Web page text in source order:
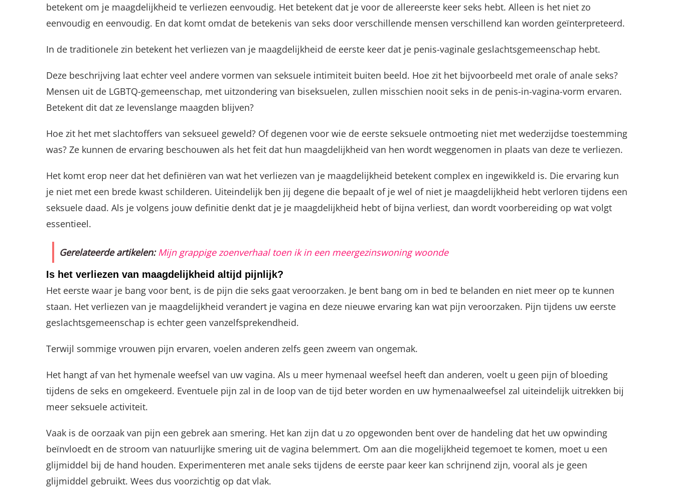
betekent om je maagdelijkheid te verliezen eenvoudig. Het betekent dat je voor de allereerste keer seks hebt. Alleen is het niet zo
eenvoudig en eenvoudig. En dat komt omdat de betekenis van seks door verschillende mensen verschillend kan worden geïnterpreteerd.
In de traditionele zin betekent het verliezen van je maagdelijkheid de eerste keer dat je penis-vaginale geslachtsgemeenschap hebt.
Deze beschrijving laat echter veel andere vormen van seksuele intimiteit buiten beeld. Hoe zit het bijvoorbeeld met orale of anale seks?
Mensen uit de LGBTQ-gemeenschap, met uitzondering van biseksuelen, zullen misschien nooit seks in de penis-in-vagina-vorm ervaren.
Betekent dit dat ze levenslange maagden blijven?
Hoe zit het met slachtoffers van seksueel geweld? Of degenen voor wie de eerste seksuele ontmoeting niet met wederzijdse toestemming
was? Ze kunnen de ervaring beschouwen als het feit dat hun maagdelijkheid van hen wordt weggenomen in plaats van deze te verliezen.
Het komt erop neer dat het definiëren van wat het verliezen van je maagdelijkheid betekent complex en ingewikkeld is. Die ervaring kun
je niet met een brede kwast schilderen. Uiteindelijk ben jij degene die bepaalt of je wel of niet je maagdelijkheid hebt verloren tijdens een
seksuele daad. Als je volgens jouw definitie denkt dat je je maagdelijkheid hebt of bijna verliest, dan wordt voorbereiding op wat volgt
essentieel.
Gerelateerde artikelen: Mijn grappige zoenverhaal toen ik in een meergezinswoning woonde
Is het verliezen van maagdelijkheid altijd pijnlijk?
Het eerste waar je bang voor bent, is de pijn die seks gaat veroorzaken. Je bent bang om in bed te belanden en niet meer op te kunnen
staan. Het verliezen van je maagdelijkheid verandert je vagina en deze nieuwe ervaring kan wat pijn veroorzaken. Pijn tijdens uw eerste
geslachtsgemeenschap is echter geen vanzelfsprekendheid.
Terwijl sommige vrouwen pijn ervaren, voelen anderen zelfs geen zweem van ongemak.
Het hangt af van het hymenale weefsel van uw vagina. Als u meer hymenaal weefsel heeft dan anderen, voelt u geen pijn of bloeding
tijdens de seks en omgekeerd. Eventuele pijn zal in de loop van de tijd beter worden en uw hymenaalweefsel zal uiteindelijk uitrekken bij
meer seksuele activiteit.
Vaak is de oorzaak van pijn een gebrek aan smering. Het kan zijn dat u zo opgewonden bent over de handeling dat het uw opwinding
beïnvloedt en de stroom van natuurlijke smering uit de vagina belemmert. Om aan die mogelijkheid tegemoet te komen, moet u een
glijmiddel bij de hand houden. Experimenteren met anale seks tijdens de eerste paar keer kan schrijnend zijn, vooral als je geen
glijmiddel gebruikt. Wees dus voorzichtig op dat vlak.